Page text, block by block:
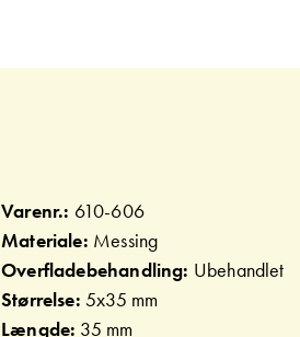
Varenr.: 610-606
Materiale: Messing
Overfladebehandling: Ubehandlet
Størrelse: 5x35 mm
Længde: 35 mm